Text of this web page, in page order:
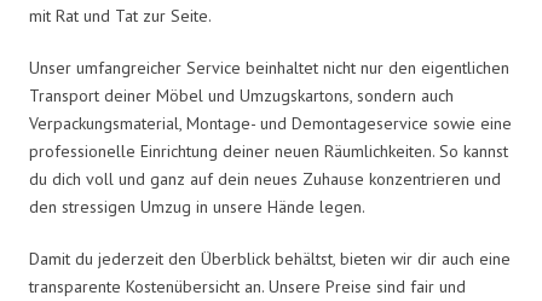
mit Rat und Tat zur Seite.
Unser umfangreicher Service beinhaltet nicht nur den eigentlichen
Transport deiner Möbel und Umzugskartons, sondern auch
Verpackungsmaterial, Montage- und Demontageservice sowie eine
professionelle Einrichtung deiner neuen Räumlichkeiten. So kannst
du dich voll und ganz auf dein neues Zuhause konzentrieren und
den stressigen Umzug in unsere Hände legen.
Damit du jederzeit den Überblick behältst, bieten wir dir auch eine
transparente Kostenübersicht an. Unsere Preise sind fair und